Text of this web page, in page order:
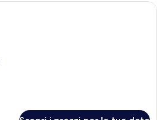
Camera d'albergo compatta con